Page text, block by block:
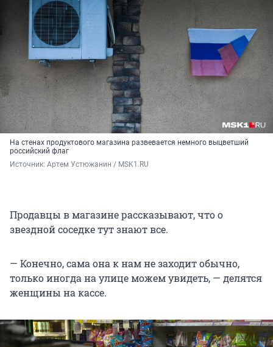
На стенах продуктового магазина развевается немного выцветший
российский флаг
Источник: Артем Устюжанин / MSK1.RU
Продавцы в магазине рассказывают, что о
звездной соседке тут знают все.
— Конечно, сама она к нам не заходит обычно,
только иногда на улице можем увидеть, — делятся
женщины на кассе.